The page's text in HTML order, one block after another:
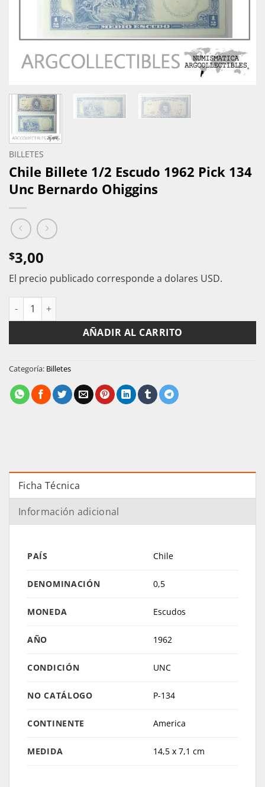
BILLETES
Chile Billete 1/2 Escudo 1962 Pick 134
Unc Bernardo Ohiggins
$3,00
El precio publicado corresponde a dolares USD.
AÑADIR AL CARRITO
Categoría: Billetes
Ficha Técnica
Información adicional
PAÍS Chile
DENOMINACIÓN 0,5
MONEDA Escudos
AÑO 1962
CONDICIÓN UNC
NO CATÁLOGO P-134
CONTINENTE America
MEDIDA 14,5 x 7,1 cm